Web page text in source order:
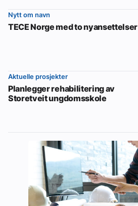
Nytt om navn
TECE Norge med to nyansettelser
Aktuelle prosjekter
Planlegger rehabilitering av
Storetveit ungdomsskole